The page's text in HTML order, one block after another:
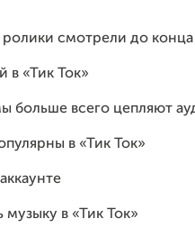
ролики смотрели до конца
в «Тик Ток»
больше всего цепляют
в «Тик Ток»
музыку в «Тик Ток»